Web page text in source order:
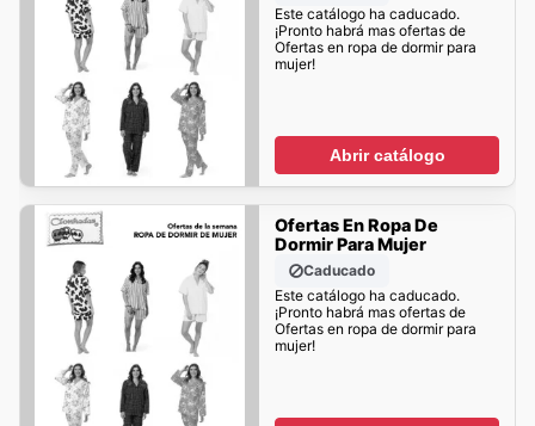
Este catálogo ha caducado.
¡Pronto habrá mas ofertas de
Ofertas en ropa de dormir para
mujer!
Abrir catálogo
Ofertas En Ropa De
Dormir Para Mujer
Caducado
Este catálogo ha caducado.
¡Pronto habrá mas ofertas de
Ofertas en ropa de dormir para
mujer!